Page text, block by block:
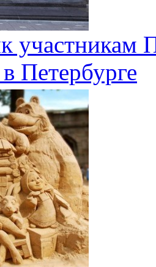
участникам
Петербурге